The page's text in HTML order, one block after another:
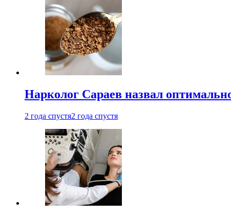
Нарколог Сараев назвал
2 года спустя2 года спустя